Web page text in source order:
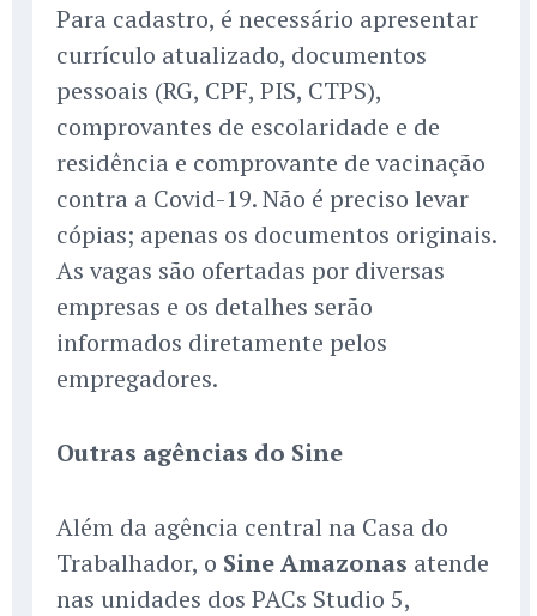
Para cadastro, é necessário apresentar
currículo atualizado, documentos
pessoais (RG, CPF, PIS, CTPS),
comprovantes de escolaridade e de
residência e comprovante de vacinação
contra a Covid-19. Não é preciso levar
cópias; apenas os documentos originais.
As vagas são ofertadas por diversas
empresas e os detalhes serão
informados diretamente pelos
empregadores.
Outras agências do Sine
Além da agência central na Casa do
Trabalhador, o Sine Amazonas atende
nas unidades dos PACs Studio 5,